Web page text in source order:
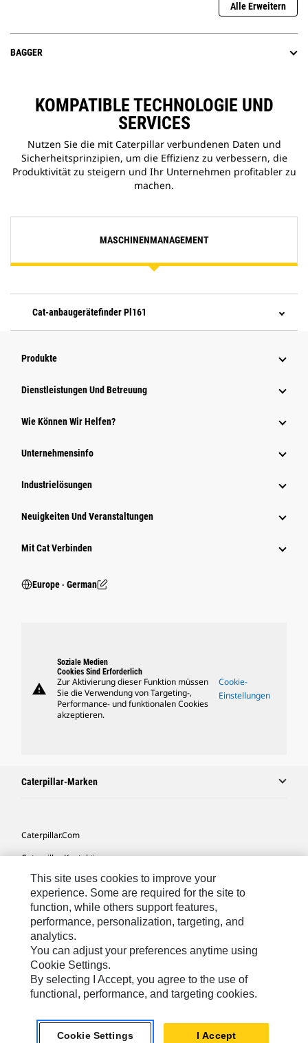
Alle Erweitern
BAGGER
KOMPATIBLE TECHNOLOGIE UND
SERVICES
Nutzen Sie die mit Caterpillar verbundenen Daten und
Sicherheitsprinzipien, um die Effizienz zu verbessern, die
Produktivität zu steigern und Ihr Unternehmen profitabler zu
machen.
MASCHINENMANAGEMENT
Cat-anbaugerätefinder Pl161
Produkte
Dienstleistungen Und Betreuung
Wie Können Wir Helfen?
Unternehmensinfo
Industrielösungen
Neuigkeiten Und Veranstaltungen
Mit Cat Verbinden
Europe ‧ German
warning
Soziale Medien
Cookies Sind Erforderlich
Zur Aktivierung dieser Funktion müssen
Sie die Verwendung von Targeting-,
Performance- und funktionalen Cookies
akzeptieren.
Cookie-
Einstellungen
Caterpillar-Marken
Caterpillar.com
Caterpillar Kontaktieren
Meine Marketing-Präferenzen
Seitenübersicht
Cookie Settings
Rechtliche Hinweise
Datenschutz
Europe-German© 2026 Caterpillar. Alle Rechte vorbehalten.
This site uses cookies to improve your
experience. Some are required for the site to
function, while others support features,
performance, personalization, targeting, and
analytics.
You can adjust your preferences anytime using
Cookie Settings.
By selecting I Accept, you agree to the use of
functional, performance, and targeting cookies.
Cookie Settings I Accept